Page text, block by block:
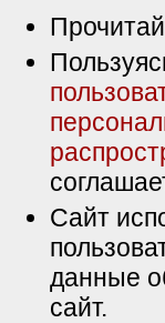
Сайт
данные
сайт.